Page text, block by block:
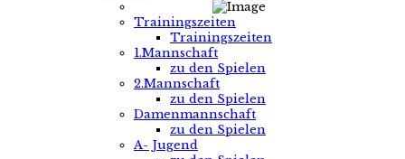
Trainingszeiten
Trainingszeiten
1.Mannschaft
zu den Spielen
2.Mannschaft
zu den Spielen
Damenmannschaft
zu den Spielen
A- Jugend